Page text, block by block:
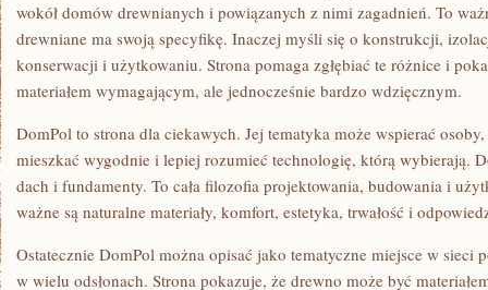
wokół domów drewnianych i powiązanych z nimi zagadnień. To
drewniane ma swoją specyfikę. Inaczej myśli się o konstrukcji,
konserwacji i użytkowaniu. Strona pomaga zgłębiać te różnice i
materiałem wymagającym, ale jednocześnie bardzo wdzięcznym.
DomPol to strona dla ciekawych. Jej tematyka może wspierać
mieszkać wygodnie i lepiej rozumieć technologię, którą wybierają.
dach i fundamenty. To cała filozofia projektowania, budowania i
ważne są naturalne materiały, komfort, estetyka, trwałość i
Ostatecznie DomPol można opisać jako tematyczne miejsce w sieci
w wielu odsłonach. Strona pokazuje, że drewno może być